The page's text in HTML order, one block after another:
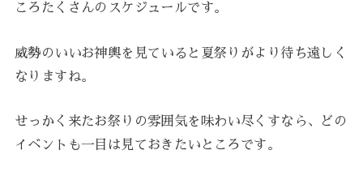
ころたくさんのスケジュールです。
威勢のいいお神輿を見ていると夏祭りがより待ち遠しく
なりますね。
せっかく来たお祭りの雰囲気を味わい尽くすなら、どの
イベントも一目は見ておきたいところです。